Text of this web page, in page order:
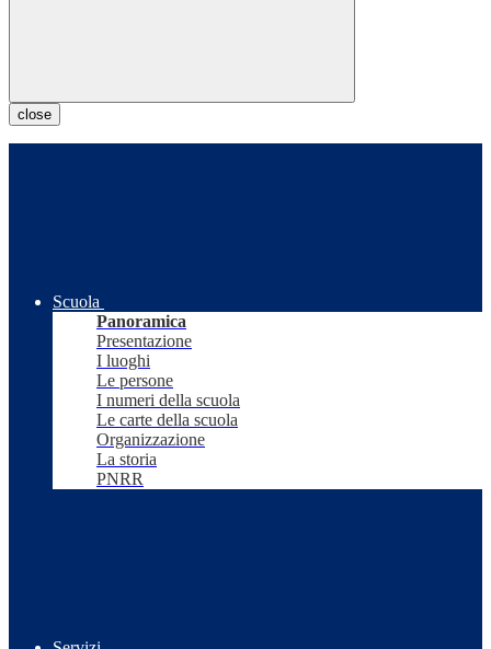
close
Scuola
Panoramica
Presentazione
I luoghi
Le persone
I numeri della scuola
Le carte della scuola
Organizzazione
La storia
PNRR